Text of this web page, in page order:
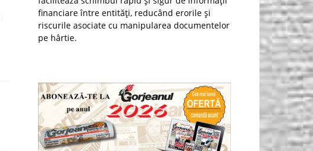
financiare între entități, reducând erorile și
riscurile asociate cu manipularea documentelor
pe hârtie.